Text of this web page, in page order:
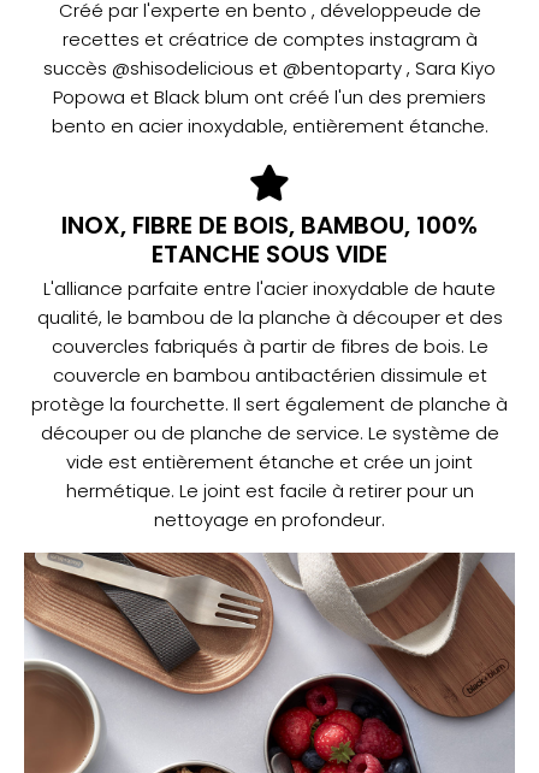
Créé par l'experte en bento , développeude de
recettes et créatrice de comptes instagram à
succès @shisodelicious et @bentoparty , Sara Kiyo
Popowa et Black blum ont créé l'un des premiers
bento en acier inoxydable, entièrement étanche.
INOX, FIBRE DE BOIS, BAMBOU, 100%
ETANCHE SOUS VIDE
L'alliance parfaite entre l'acier inoxydable de haute
qualité, le bambou de la planche à découper et des
couvercles fabriqués à partir de fibres de bois. Le
couvercle en bambou antibactérien dissimule et
protège la fourchette. Il sert également de planche à
découper ou de planche de service. Le système de
vide est entièrement étanche et crée un joint
hermétique. Le joint est facile à retirer pour un
nettoyage en profondeur.